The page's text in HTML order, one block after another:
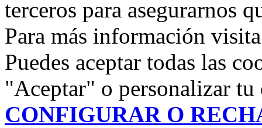
terceros para asegurarnos
Para más información
Puedes aceptar todas las
"Aceptar" o personalizar
CONFIGURAR O